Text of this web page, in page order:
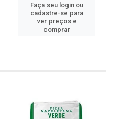
Faça seu login ou
cadastre-se para
ver preços e
comprar